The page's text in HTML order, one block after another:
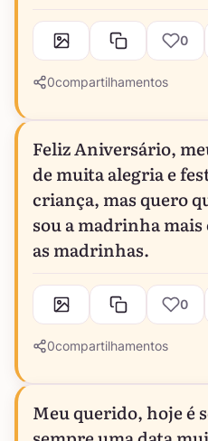
0
0compartilhamentos
Feliz Aniversário,
de muita alegria e
criança, mas quero
sou a madrinha
as madrinhas.
0
0compartilhamentos
Meu querido, hoje é